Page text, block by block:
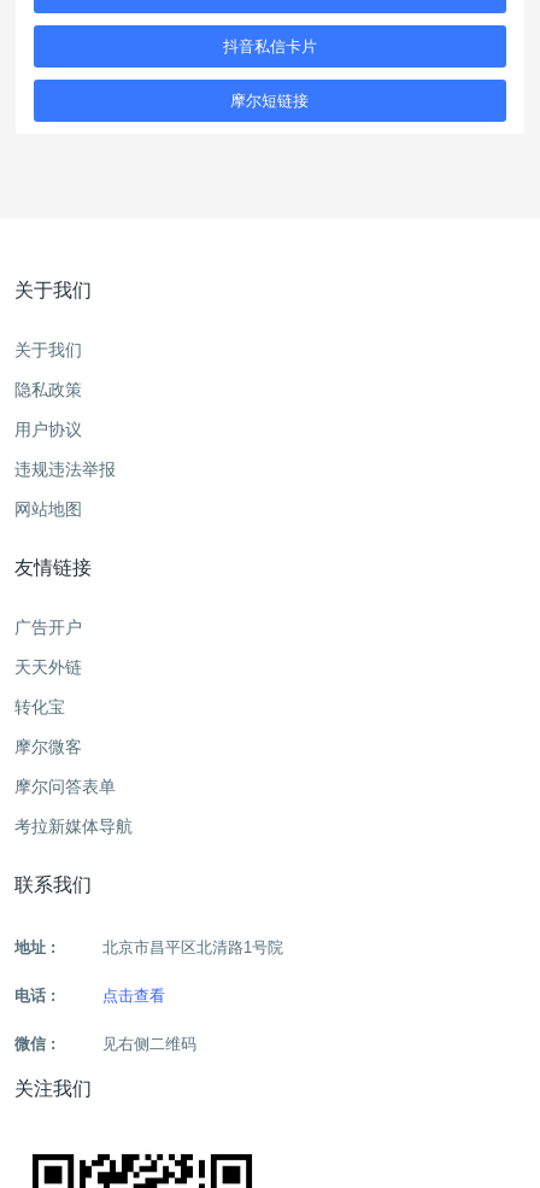
抖音私信卡片
摩尔短链接
关于我们
关于我们
隐私政策
用户协议
违规违法举报
网站地图
友情链接
广告开户
天天外链
转化宝
摩尔微客
摩尔问答表单
考拉新媒体导航
联系我们
地址 : 北京市昌平区北清路1号院
电话 : 点击查看
微信 : 见右侧二维码
关注我们